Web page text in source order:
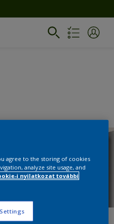
agree to the storing of cookies
analyze site usage, and
i nyilatkozat további